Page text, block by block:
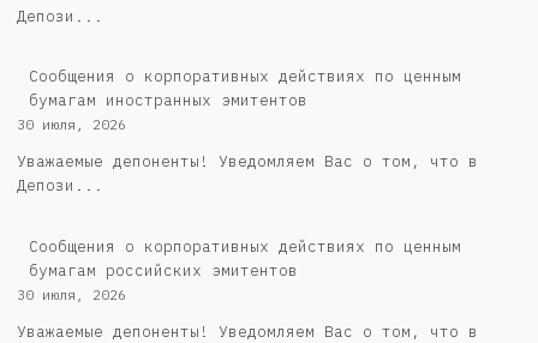
Депози...
Сообщения о корпоративных действиях по ценным
бумагам иностранных эмитентов
30 июля, 2026
Уважаемые депоненты! Уведомляем Вас о том, что в
Депози...
Cообщения о корпоративных действиях по ценным
бумагам российских эмитентов
30 июля, 2026
Уважаемые депоненты! Уведомляем Вас о том, что в